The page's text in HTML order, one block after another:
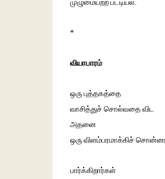
முழுமையற்ற பட்டியல்.
*
வியாபாரம்
ஒரு புத்தகத்தை
வாசித்துச் சொல்வதை விட
அதனை
ஒரு விளம்பரமாக்கிச்
பார்க்கிறார்கள்